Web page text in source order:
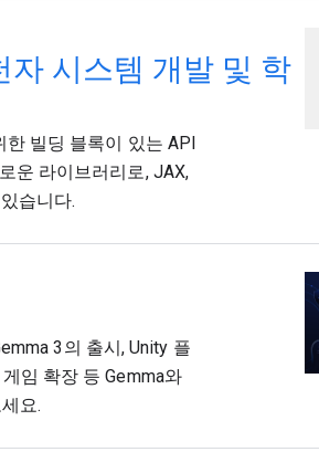
자 시스템 개발 및 학
한 빌딩 블록이 있는 API
운 라이브러리로, JAX,
습니다.
3의 출시, Unity 플
임 확장 등 Gemma와
요.